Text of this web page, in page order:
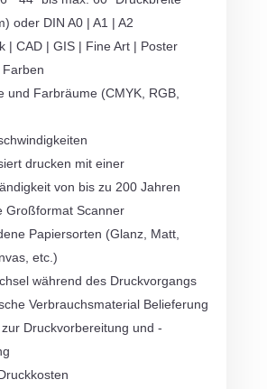
oder DIN A0 | A1 | A2
| CAD | GIS | Fine Art | Poster
Farben
und Farbräume (CMYK, RGB,
drucken mit einer
von bis zu 200 Jahren
Großformat Scanner
Papiersorten (Glanz, Matt,
etc.)
während des Druckvorgangs
Verbrauchsmaterial Belieferung
Druckvorbereitung und -